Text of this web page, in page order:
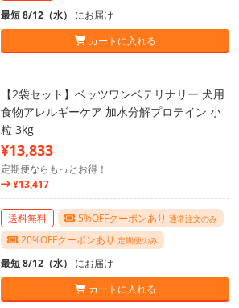
最短 8/12（水） にお届け
カートに入れる
【2袋セット】ベッツワンベテリナリー 犬用
食物アレルギーケア 加水分解プロテイン 小
粒 3kg
¥13,833
定期便ならもっとお得！
¥13,417
送料無料 5%OFFクーポンあり 通常注文のみ
20%OFFクーポンあり 定期便のみ
最短 8/12（水） にお届け
カートに入れる